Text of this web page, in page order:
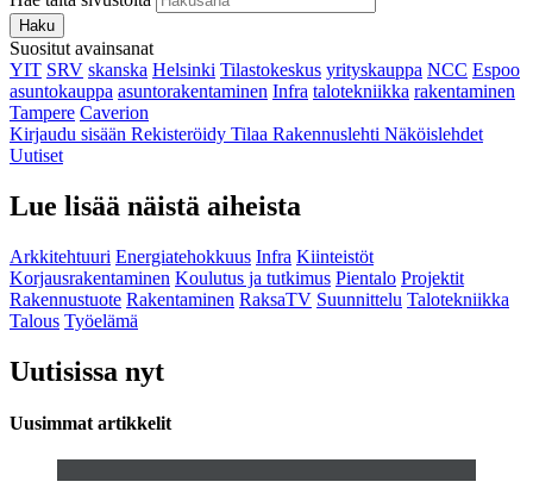
Haku
Suositut avainsanat
YIT SRV skanska Helsinki Tilastokeskus yrityskauppa NCC Espoo
asuntokauppa asuntorakentaminen Infra talotekniikka rakentaminen
Tampere Caverion
Kirjaudu sisään Rekisteröidy Tilaa Rakennuslehti Näköislehdet
Uutiset
Lue lisää näistä aiheista
Arkkitehtuuri Energiatehokkuus Infra Kiinteistöt
Korjausrakentaminen Koulutus ja tutkimus Pientalo Projektit
Rakennustuote Rakentaminen RaksaTV Suunnittelu Talotekniikka
Talous Työelämä
Uutisissa nyt
Uusimmat artikkelit